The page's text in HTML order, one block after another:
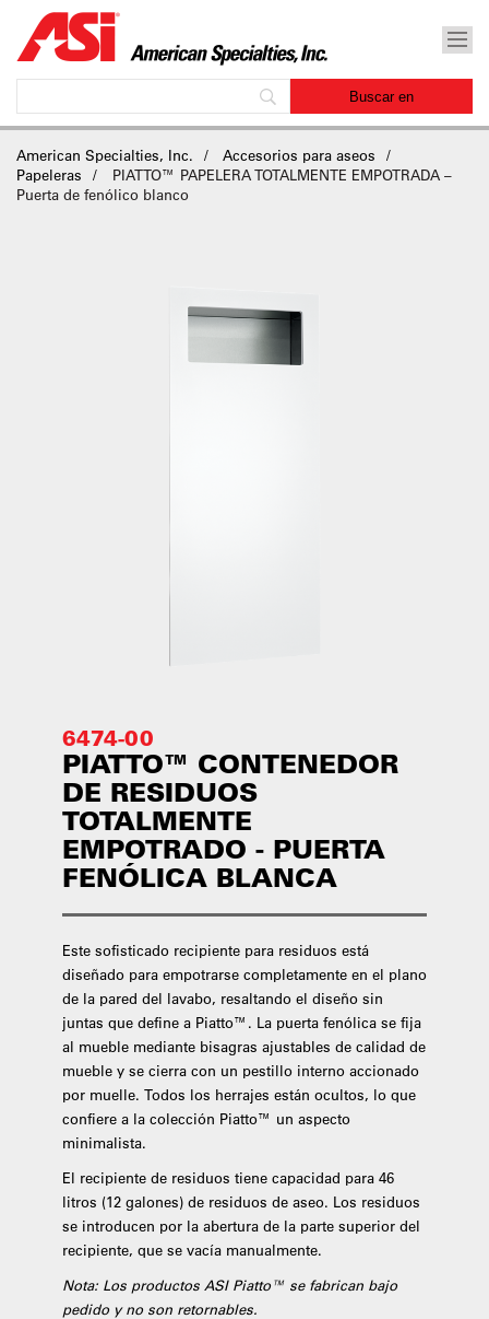
American Specialties, Inc.
Accesorios para aseos
Papeleras
PIATTO™ PAPELERA TOTALMENTE EMPOTRADA –
Puerta de fenólico blanco
6474-00
PIATTO™ CONTENEDOR
DE RESIDUOS
TOTALMENTE
EMPOTRADO - PUERTA
FENÓLICA BLANCA
Este sofisticado recipiente para residuos está
diseñado para empotrarse completamente en el plano
de la pared del lavabo, resaltando el diseño sin
juntas que define a Piatto™. La puerta fenólica se fija
al mueble mediante bisagras ajustables de calidad de
mueble y se cierra con un pestillo interno accionado
por muelle. Todos los herrajes están ocultos, lo que
confiere a la colección Piatto™ un aspecto
minimalista.
El recipiente de residuos tiene capacidad para 46
litros (12 galones) de residuos de aseo. Los residuos
se introducen por la abertura de la parte superior del
recipiente, que se vacía manualmente.
Nota: Los productos ASI Piatto™ se fabrican bajo
pedido y no son retornables.